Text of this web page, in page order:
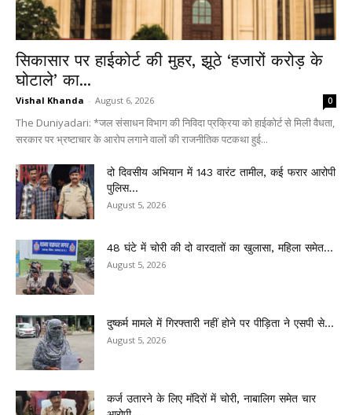
सिकासार पर हाईकोर्ट की मुहर, झूठे ‘हजारों करोड़ के
घोटाले’ का...
Vishal Khanda - August 6, 2026 0
The Duniyadari: *जल संसाधन विभाग की निविदा प्रक्रिया को हाईकोर्ट से मिली वैधता,
सरकार पर भ्रष्टाचार के आरोप लगाने वालों की राजनीतिक पटकथा हुई...
दो दिवसीय अभियान में 143 वारंट तामील, कई फरार आरोपी
पुलिस...
August 5, 2026
48 घंटे में चोरी की दो वारदातों का खुलासा, महिला समेत...
August 5, 2026
दुष्कर्म मामले में गिरफ्तारी नहीं होने पर पीड़िता ने एसपी से...
August 5, 2026
कर्ज उतारने के लिए मंदिरों में चोरी, नाबालिग समेत चार